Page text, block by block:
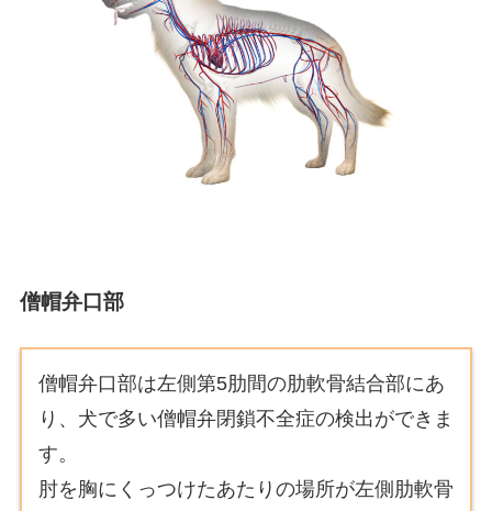
僧帽弁口部
僧帽弁口部は左側第5肋間の肋軟骨結合部にあ
り、犬で多い僧帽弁閉鎖不全症の検出ができま
す。
肘を胸にくっつけたあたりの場所が左側肋軟骨